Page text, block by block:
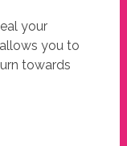
your
you to
towards